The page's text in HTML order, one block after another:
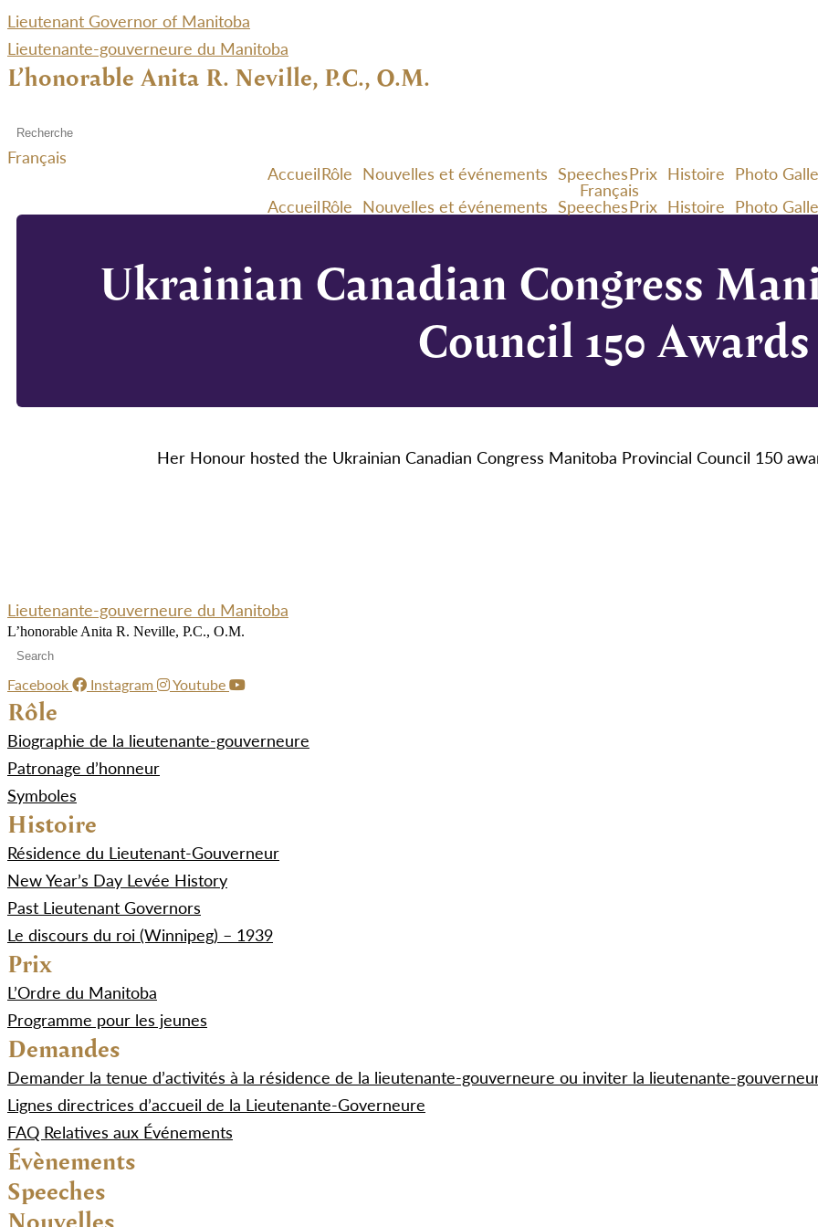
Lieutenant Governor of Manitoba
Lieutenante-gouverneure du Manitoba
L’honorable Anita R. Neville, P.C., O.M.
Français
AccueilRôle Nouvelles et événements SpeechesPrix Histoire Photo
Français
AccueilRôle Nouvelles et événements SpeechesPrix Histoire Photo
Ukrainian Canadian Congress
Council 150 Awards
Her Honour hosted the Ukrainian Canadian Congress Manitoba Provincial Council 150
Lieutenante-gouverneure du Manitoba
L’honorable Anita R. Neville, P.C., O.M.
Facebook Instagram Youtube
Rôle
Biographie de la lieutenante-gouverneure
Patronage d’honneur
Symboles
Histoire
Résidence du Lieutenant-Gouverneur
New Year’s Day Levée History
Past Lieutenant Governors
Le discours du roi (Winnipeg) – 1939
Prix
L’Ordre du Manitoba
Programme pour les jeunes
Demandes
Demander la tenue d’activités à la résidence de la lieutenante-gouverneure ou inviter la lieutenante-
Lignes directrices d’accueil de la Lieutenante-Governeure
FAQ Relatives aux Événements
Évènements
Speeches